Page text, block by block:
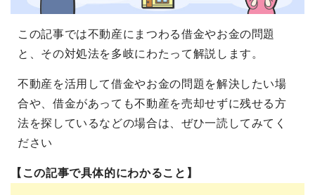
この記事では不動産にまつわる借金やお金の問題
と、その対処法を多岐にわたって解説します。
不動産を活用して借金やお金の問題を解決したい場
合や、借金があっても不動産を売却せずに残せる方
法を探しているなどの場合は、ぜひ一読してみてく
ださい
【この記事で具体的にわかること】